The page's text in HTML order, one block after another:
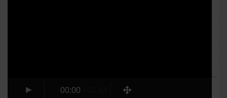
00:00